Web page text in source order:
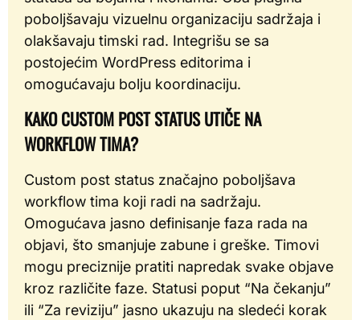
poboljšavaju vizuelnu organizaciju sadržaja i
olakšavaju timski rad. Integrišu se sa
postojećim WordPress editorima i
omogućavaju bolju koordinaciju.
KAKO CUSTOM POST STATUS UTIČE NA
WORKFLOW TIMA?
Custom post status značajno poboljšava
workflow tima koji radi na sadržaju.
Omogućava jasno definisanje faza rada na
objavi, što smanjuje zabune i greške. Timovi
mogu preciznije pratiti napredak svake objave
kroz različite faze. Statusi poput “Na čekanju”
ili “Za reviziju” jasno ukazuju na sledeći korak